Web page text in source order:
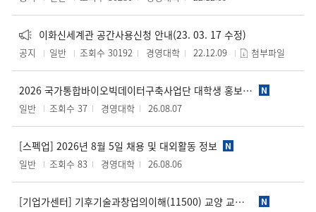
이화신세계관 공간사용신청 안내(23. 03. 17 수정)
공지 일반 조회수 30192 경영대학 22.12.09 첨부파일
2026 국가통합바이오빅데이터구축사업단 대학생 홍보 서포터즈 BIKO HERO 2기 모집 (~8/12) N
일반 조회수 37 경영대학 26.08.07
[스펙업] 2026년 8월 5일 채용 및 대외활동 정보 N
일반 조회수 83 경영대학 26.08.06
[기업가센터] 기후기술과창업의이해(11500) 교양 교과목 수강 안내 (수퍼빈 대표님 출강) N